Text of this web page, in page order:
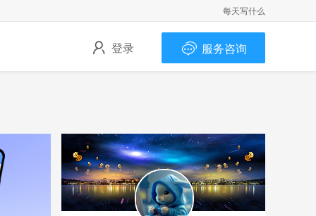
每天写什么
登录 服务咨询